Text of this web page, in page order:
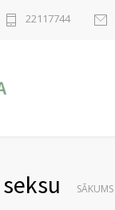
22117744
SĀKUMS